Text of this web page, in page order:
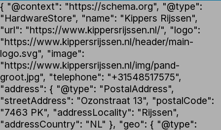
{ "@context": "https://schema.org", "@type":
"HardwareStore", "name": "Kippers Rijssen",
"url": "https://www.kippersrijssen.nl/", "logo":
"https://www.kippersrijssen.nl/header/main-
logo.svg", "image":
"https://www.kippersrijssen.nl/img/pand-
groot.jpg", "telephone": "+31548517575",
"address": { "@type": "PostalAddress",
"streetAddress": "Ozonstraat 13", "postalCode":
"7463 PK", "addressLocality": "Rijssen",
"addressCountry": "NL" }, "geo": { "@type":